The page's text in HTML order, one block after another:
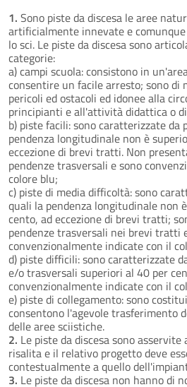
1. Sono piste da discesa le aree
artificialmente innevate e
lo sci. Le piste da discesa sono
categorie:
a) campi scuola: consistono in
consentire un facile arresto; sono di
pericoli ed ostacoli ed idonee alla
principianti e all'attività didattica o
b) piste facili: sono caratterizzate da
pendenza longitudinale non è
eccezione di brevi tratti. Non
pendenze trasversali e sono
colore blu;
c) piste di media difficoltà: sono
quali la pendenza longitudinale non
cento, ad eccezione di brevi tratti;
pendenze trasversali nei brevi tratti
convenzionalmente indicate con il
d) piste difficili: sono caratterizzate
e/o trasversali superiori al 40 per
convenzionalmente indicate con il
e) piste di collegamento: sono
consentono l'agevole trasferimento
delle aree sciistiche.
2. Le piste da discesa sono
risalita e il relativo progetto deve
contestualmente a quello
3. Le piste da discesa non hanno di